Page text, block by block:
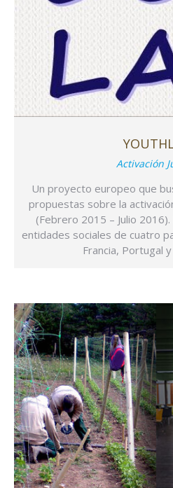
Activación
Un proyecto europeo que
propuestas sobre la
(Febrero 2015 – Julio
entidades sociales de cuatro
Francia, Portugal